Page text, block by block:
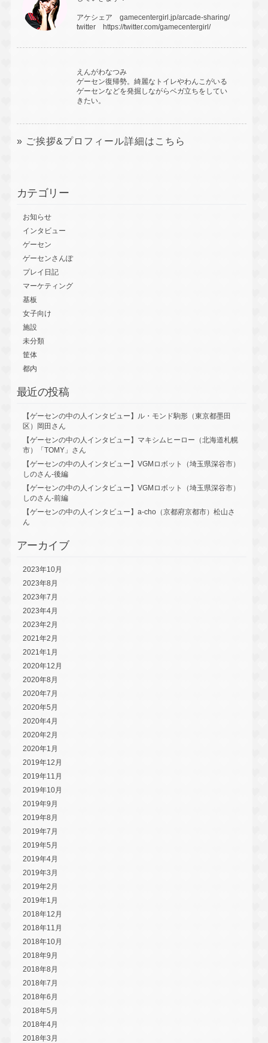
アケシェア gamecentergirl.jp/arcade-sharing/
twitter https://twitter.com/gamecentergirl/
えんがわなつみ
ゲーセン復帰勢。綺麗なトイレやわんこがいる
ゲーセンなどを発掘しながらベガ立ちをしてい
きたい。
» ご挨拶&プロフィール詳細はこちら
カテゴリー
お知らせ
インタビュー
ゲーセン
ゲーセンさんぽ
プレイ日記
マーケティング
基板
女子向け
施設
未分類
筐体
都内
最近の投稿
【ゲーセンの中の人インタビュー】ル・モンド駒形（東京都墨田
区）岡田さん
【ゲーセンの中の人インタビュー】マキシムヒーロー（北海道札幌
市）「TOMY」さん
【ゲーセンの中の人インタビュー】VGMロボット（埼玉県深谷市）
しのさん-後編
【ゲーセンの中の人インタビュー】VGMロボット（埼玉県深谷市）
しのさん-前編
【ゲーセンの中の人インタビュー】a-cho（京都府京都市）松山さ
ん
アーカイブ
2023年10月
2023年8月
2023年7月
2023年4月
2023年2月
2021年2月
2021年1月
2020年12月
2020年8月
2020年7月
2020年5月
2020年4月
2020年2月
2020年1月
2019年12月
2019年11月
2019年10月
2019年9月
2019年8月
2019年7月
2019年5月
2019年4月
2019年3月
2019年2月
2019年1月
2018年12月
2018年11月
2018年10月
2018年9月
2018年8月
2018年7月
2018年6月
2018年5月
2018年4月
2018年3月